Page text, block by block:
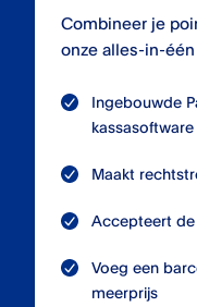
Combineer je
onze alles-in-
Ingebouwde
kassasoftware
Maakt
Accepteert
Voeg een
meerprijs